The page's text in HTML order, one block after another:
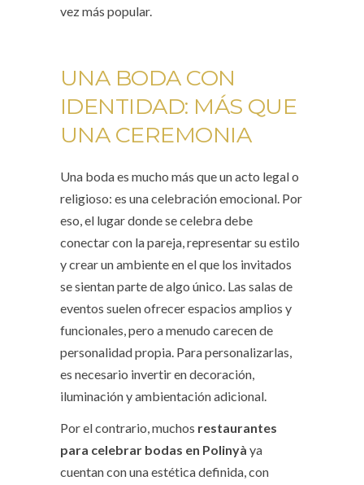
vez más popular.
UNA BODA CON
IDENTIDAD: MÁS QUE
UNA CEREMONIA
Una boda es mucho más que un acto legal o
religioso: es una celebración emocional. Por
eso, el lugar donde se celebra debe
conectar con la pareja, representar su estilo
y crear un ambiente en el que los invitados
se sientan parte de algo único. Las salas de
eventos suelen ofrecer espacios amplios y
funcionales, pero a menudo carecen de
personalidad propia. Para personalizarlas,
es necesario invertir en decoración,
iluminación y ambientación adicional.
Por el contrario, muchos restaurantes
para celebrar bodas en Polinyà ya
cuentan con una estética definida, con